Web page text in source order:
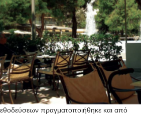
πραγματοποιήθηκε και από